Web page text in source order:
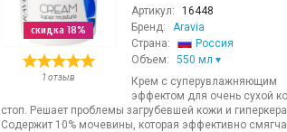
скидка 18%
1 отзыв
Артикул:
16448
Бренд:
Aravia
Страна:
Россия
Объем:
550 мл
Крем с суперувлажняющим
эффектом для очень сухой
стоп. Решает проблемы загрубевшей кожи и
Содержит 10% мочевины, которая эффективно